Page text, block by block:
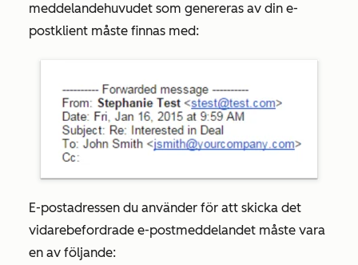
meddelandehuvudet som genereras av din e-
postklient måste finnas med:
E-postadressen du använder för att skicka det
vidarebefordrade e-postmeddelandet måste vara
en av följande: